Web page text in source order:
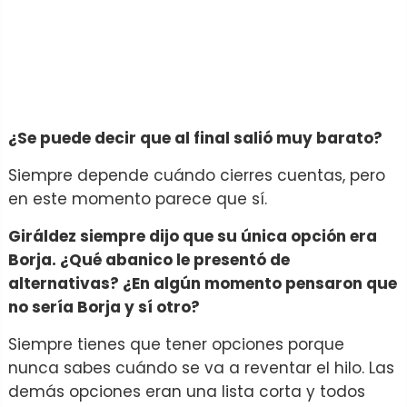
¿Se puede decir que al final salió muy barato?
Siempre depende cuándo cierres cuentas, pero
en este momento parece que sí.
Giráldez siempre dijo que su única opción era
Borja. ¿Qué abanico le presentó de
alternativas? ¿En algún momento pensaron que
no sería Borja y sí otro?
Siempre tienes que tener opciones porque
nunca sabes cuándo se va a reventar el hilo. Las
demás opciones eran una lista corta y todos